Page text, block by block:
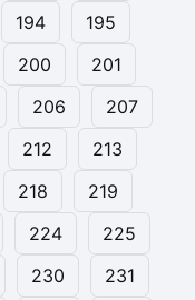
194
195
200
201
206
207
212
213
218
219
224
225
230
231